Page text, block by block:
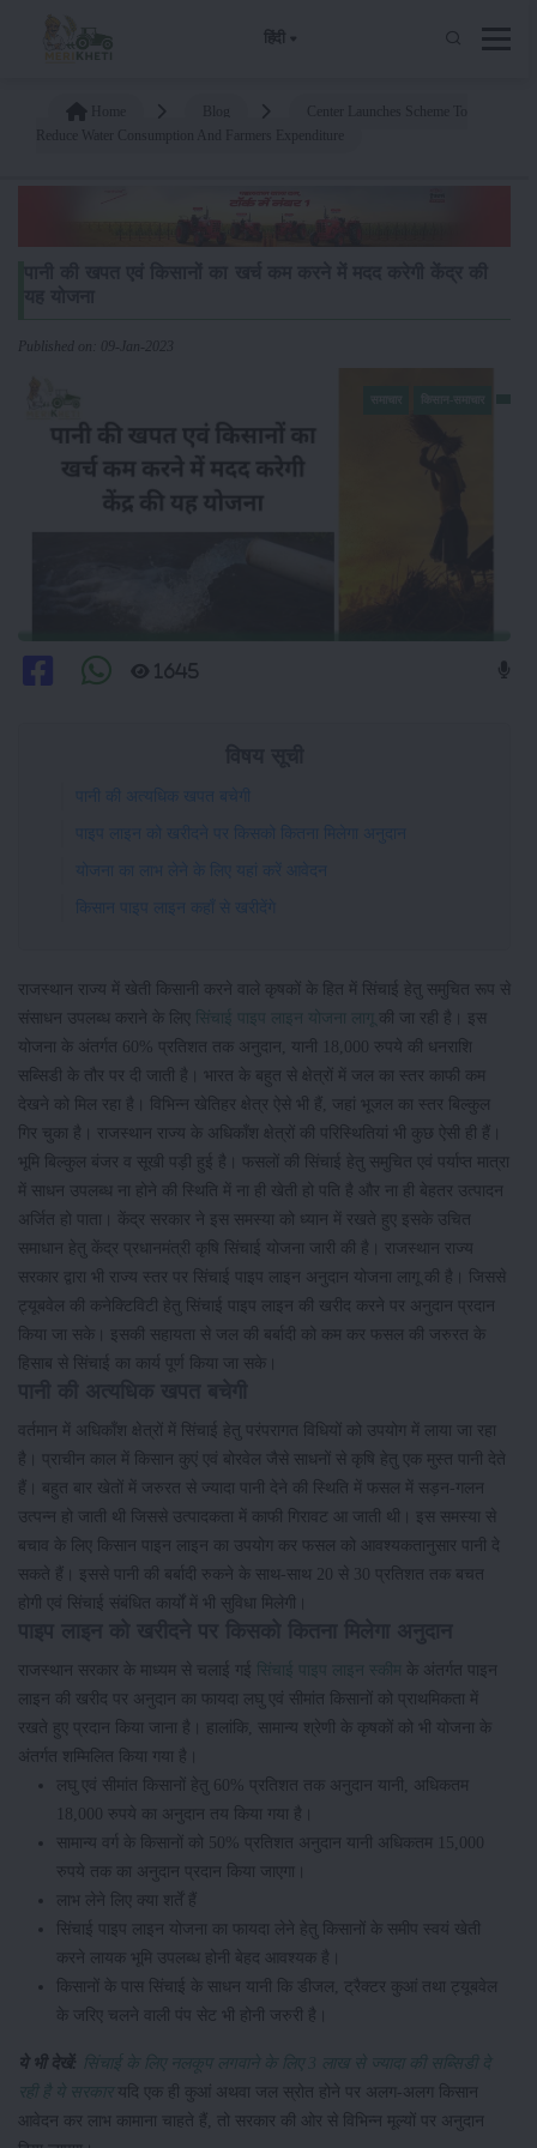
हिंदी
Published on: 09-Jan-2023
1645
पानी की अत्यधिक खपत बचेगी
पाइप लाइन को खरीदने पर किसको कितना मिलेगा अनुदान
योजना का लाभ लेने के लिए यहां करें आवेदन
किसान पाइप लाइन कहाँ से खरीदेंगे
राजस्थान राज्य में खेती किसानी करने वाले कृषकों के हित में सिंचाई हेतु समुचित रूप से
संसाधन उपलब्ध कराने के लिए
सिंचाई पाइप लाइन योजना लागू
की जा रही है। इस
योजना के अंतर्गत 60% प्रतिशत तक अनुदान, यानी 18,000 रुपये की धनराशि
सब्सिडी के तौर पर दी जाती है। भारत के बहुत से क्षेत्रों में जल का स्तर काफी कम
देखने को मिल रहा है। विभिन्न खेतिहर क्षेत्र ऐसे भी हैं, जहां भूजल का स्तर बिल्कुल
गिर चुका है। राजस्थान राज्य के अधिकाँश क्षेत्रों की परिस्थितियां भी कुछ ऐसी ही हैं।
भूमि बिल्कुल बंजर व सूखी पड़ी हुई है। फसलों की सिंचाई हेतु समुचित एवं पर्याप्त मात्रा
में साधन उपलब्ध ना होने की स्थिति में ना ही खेती हो पति है और ना ही बेहतर उत्पादन
अर्जित हो पाता। केंद्र सरकार ने इस समस्या को ध्यान में रखते हुए इसके उचित
समाधान हेतु केंद्र प्रधानमंत्री कृषि सिंचाई योजना जारी की है। राजस्थान राज्य
सरकार द्वारा भी राज्य स्तर पर सिंचाई पाइप लाइन अनुदान योजना लागू की है। जिससे
ट्यूबवेल की कनेक्टिविटी हेतु सिंचाई पाइप लाइन की खरीद करने पर अनुदान प्रदान
किया जा सके। इसकी सहायता से जल की बर्बादी को कम कर फसल की जरुरत के
हिसाब से सिंचाई का कार्य पूर्ण किया जा सके।
वर्तमान में अधिकाँश क्षेत्रों में सिंचाई हेतु परंपरागत विधियों को उपयोग में लाया जा रहा
है। प्राचीन काल में किसान कुएं एवं बोरवेल जैसे साधनों से कृषि हेतु एक मुस्त पानी देते
हैं। बहुत बार खेतों में जरुरत से ज्यादा पानी देने की स्थिति में फसल में सड़न-गलन
उत्पन्न हो जाती थी जिससे उत्पादकता में काफी गिरावट आ जाती थी। इस समस्या से
बचाव के लिए किसान पाइन लाइन का उपयोग कर फसल को आवश्यकतानुसार पानी दे
सकते हैं। इससे पानी की बर्बादी रुकने के साथ-साथ 20 से 30 प्रतिशत तक बचत
होगी एवं सिंचाई संबंधित कार्यों में भी सुविधा मिलेगी।
राजस्थान सरकार के माध्यम से चलाई गई सिंचाई पाइप लाइन स्कीम
के अंतर्गत पाइन
लाइन की खरीद पर अनुदान का फायदा लघु एवं सीमांत किसानों को प्राथमिकता में
रखते हुए प्रदान किया जाना है। हालांकि, सामान्य श्रेणी के कृषकों को भी योजना के
अंतर्गत शम्मिलित किया गया है।
लघु एवं सीमांत किसानों हेतु 60% प्रतिशत तक अनुदान यानी, अधिकतम
18,000 रुपये का अनुदान तय किया गया है।
सामान्य वर्ग के किसानों को 50% प्रतिशत अनुदान यानी अधिकतम 15,000
रुपये तक का अनुदान प्रदान किया जाएगा।
लाभ लेने लिए क्या शर्तें हैं
सिंचाई पाइप लाइन योजना का फायदा लेने हेतु किसानों के समीप स्वयं खेती
करने लायक भूमि उपलब्ध होनी बेहद आवश्यक है।
किसानों के पास सिंचाई के साधन यानी कि डीजल, ट्रैक्टर कुआं तथा ट्यूबवेल
के जरिए चलने वाली पंप सेट भी होनी जरुरी है।
ये भी देखें: सिंचाई के लिए नलकूप लगवाने के लिए 3 लाख से ज्यादा की सब्सिडी दे
रही है ये सरकार यदि एक ही कुआं अथवा जल स्रोत होने पर अलग-अलग किसान
आवेदन कर लाभ कामाना चाहते हैं, तो सरकार की ओर से विभिन्न मूल्यों पर अनुदान